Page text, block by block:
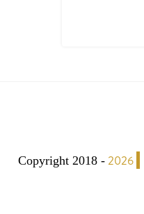
Copyright 2018 - 2026